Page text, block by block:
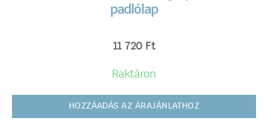
padlólap
11 720 Ft
Raktáron
HOZZÁADÁS AZ ÁRAJÁNLATHOZ